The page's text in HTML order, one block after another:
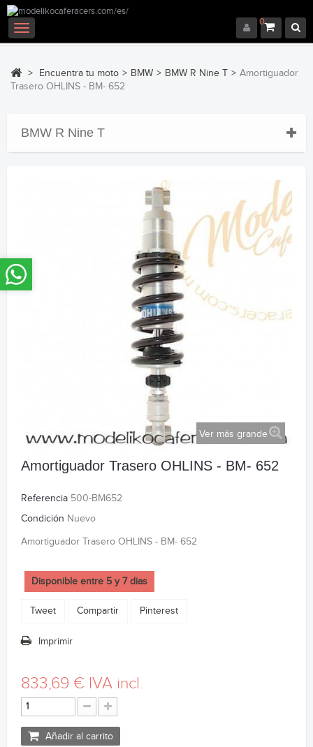
0
Navegación
Toggle
> Encuentra tu moto > BMW > BMW R Nine T > Amortiguador
Trasero OHLINS - BM- 652
BMW R Nine T
Ver más grande
Amortiguador Trasero OHLINS - BM- 652
Referencia 500-BM652
Condición Nuevo
Amortiguador Trasero OHLINS - BM- 652
Disponible entre 5 y 7 dias
Tweet Compartir Pinterest
Imprimir
833,69 € IVA incl.
Añadir al carrito